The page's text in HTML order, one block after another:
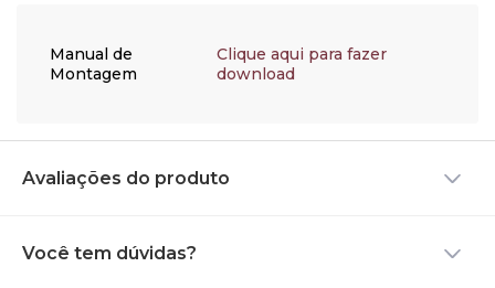
auxiliarão seu produto a
permanecer em perfeito
estado por muitos anos.
Manual de
Montagem
Clique aqui para fazer
download
Avaliações do produto
Você tem dúvidas?